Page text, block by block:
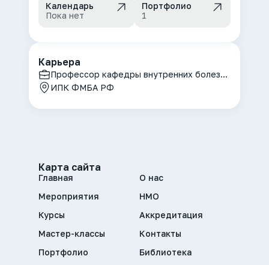
Календарь
Пока нет
Портфолио
1
Карьера
Профессор кафедры внутренних болезней, Главный пульмонолог
ИПК ФМБА РФ
Карта сайта
Главная
Мероприятия
Курсы
Мастер-классы
Портфолио
О нас
НМО
Аккредитация
Контакты
Библиотека